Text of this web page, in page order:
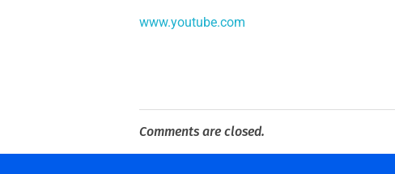
www.youtube.com
Comments are closed.